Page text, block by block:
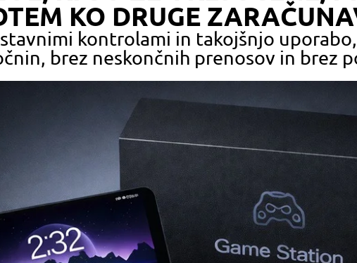
KO DRUGE
kontrolami in takojšnjo
brez neskončnih prenosov in brez